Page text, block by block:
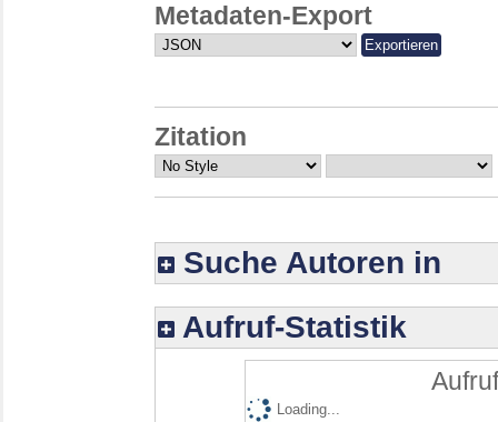
Metadaten-Export
Zitation
Suche Autoren in
Aufruf-Statistik
Loading...